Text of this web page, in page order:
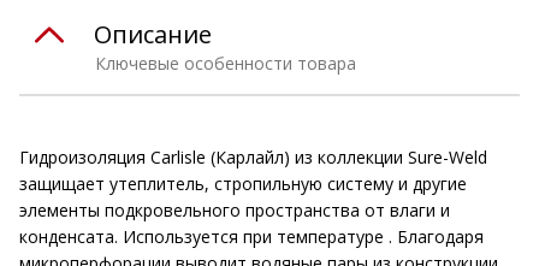
Ключевые особенности товара
Описание
Гидроизоляция Carlisle (Карлайл) из коллекции Sure-Weld
защищает утеплитель, стропильную систему и другие
элементы подкровельного пространства от влаги и
конденсата. Используется при температуре . Благодаря